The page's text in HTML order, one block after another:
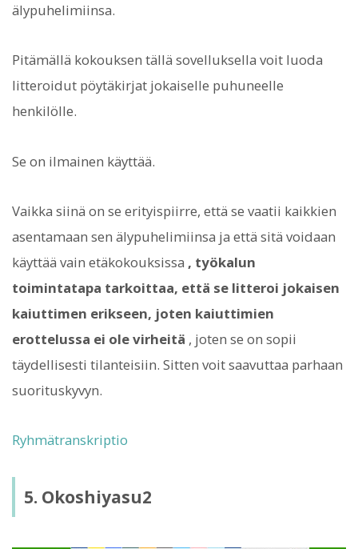
älypuhelimiinsa.
Pitämällä kokouksen tällä sovelluksella voit luoda
litteroidut pöytäkirjat jokaiselle puhuneelle
henkilölle.
Se on ilmainen käyttää.
Vaikka siinä on se erityispiirre, että se vaatii kaikkien
asentamaan sen älypuhelimiinsa ja että sitä voidaan
käyttää vain etäkokouksissa , työkalun
toimintatapa tarkoittaa, että se litteroi jokaisen
kaiuttimen erikseen, joten kaiuttimien
erottelussa ei ole virheitä , joten se on sopii
täydellisesti tilanteisiin. Sitten voit saavuttaa parhaan
suorituskyvyn.
Ryhmätranskriptio
5. Okoshiyasu2